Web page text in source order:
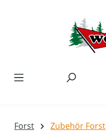
Forst Zubehör Forst